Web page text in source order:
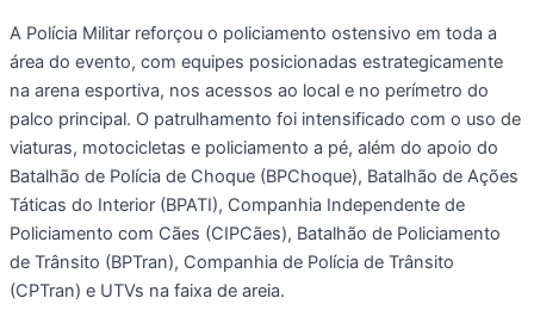
A Polícia Militar reforçou o policiamento ostensivo em toda a
área do evento, com equipes posicionadas estrategicamente
na arena esportiva, nos acessos ao local e no perímetro do
palco principal. O patrulhamento foi intensificado com o uso de
viaturas, motocicletas e policiamento a pé, além do apoio do
Batalhão de Polícia de Choque (BPChoque), Batalhão de Ações
Táticas do Interior (BPATI), Companhia Independente de
Policiamento com Cães (CIPCães), Batalhão de Policiamento
de Trânsito (BPTran), Companhia de Polícia de Trânsito
(CPTran) e UTVs na faixa de areia.